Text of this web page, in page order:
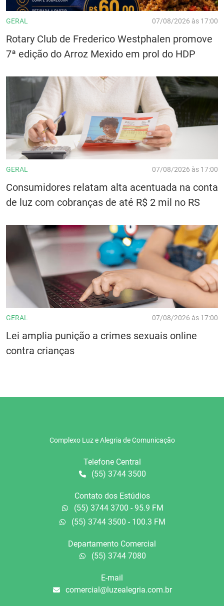
GERAL 07/08/2026 às 17:00
Rotary Club de Frederico Westphalen promove
7ª edição do Arroz Mexido em prol do HDP
GERAL 07/08/2026 às 17:00
Consumidores relatam alta acentuada na conta
de luz com cobranças de até R$ 2 mil no RS
GERAL 07/08/2026 às 17:00
Lei amplia punição a crimes sexuais online
contra crianças
Complexo Luz e Alegria de Comunicação
Telefone Central
(55) 3744 3500
Contato dos Estúdios
(55) 3744 3700 - 95.9 FM
(55) 3744 3500 - 100.3 FM
Departamento Comercial
(55) 3744 7080
E-mail
comercial@luzealegria.com.br